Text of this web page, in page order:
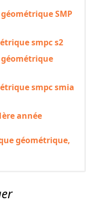
SMP
smpc s2
smpc smia
année
géométrique,